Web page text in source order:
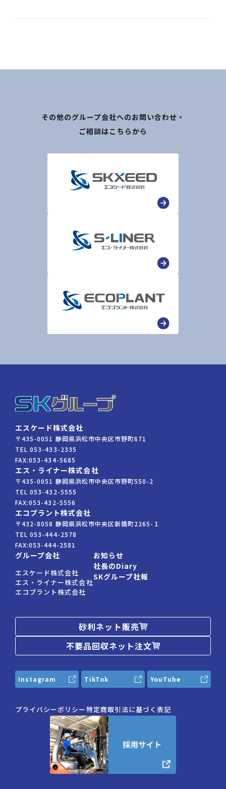
その他のグループ会社へのお問い合わせ・
ご相談はこちらから
エスケード株式会社
〒435-0051 静岡県浜松市中央区市野町671
TEL053-433-2335
FAX:053-434-5685
エス・ライナー株式会社
〒435-0051 静岡県浜松市中央区市野町550-2
TEL053-432-5555
FAX:053-432-5556
エコプラント株式会社
〒432-8058 静岡県浜松市中央区新橋町2265-１
TEL053-444-2578
FAX:053-444-2581
グループ会社
エスケード株式会社
エス・ライナー株式会社
エコプラント株式会社
お知らせ
社長のDiary
SKグループ社報
砂利ネット販売
不要品回収ネット注文
Instagram TikTok YouTube
プライバシーポリシー特定商取引法に基づく表記